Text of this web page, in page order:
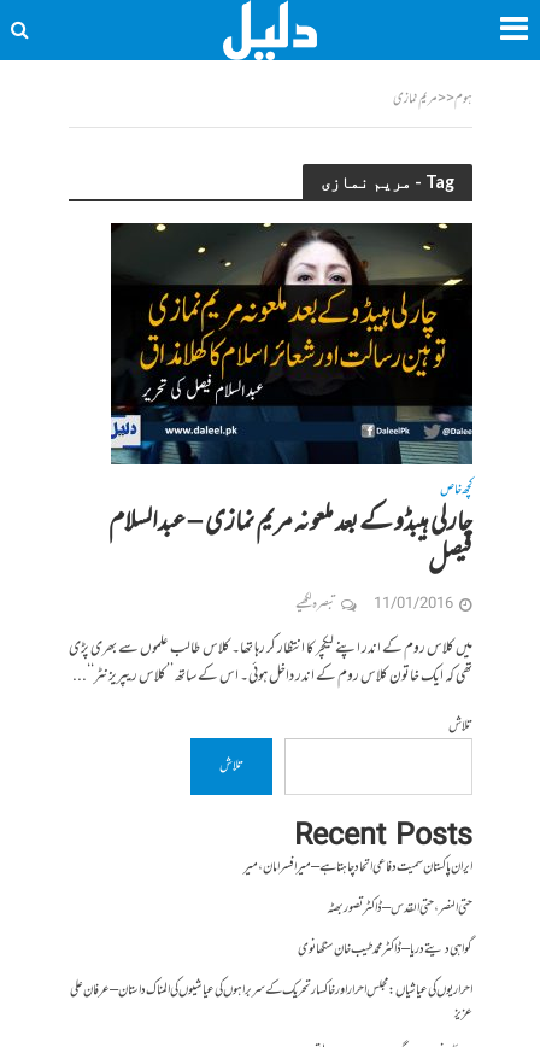
ہوم<<مریم نمازی
Tag - مریم نمازی
کچھ خاص
چارلی ہیبڈو کے بعد ملعونہ مریم نمازی – عبدالسلام
فیصل
11/01/2016 تبصرہ لکھیے
میں کلاس روم کے اندر اپنے لیکچر کا انتظار کر رہا تھا۔ کلاس طالب علموں سے بھری پڑی
تھی کہ ایک خاتون کلاس روم کے اندر داخل ہوئی۔ اس کے ساتھ ’’کلاس ریپریزنٹر‘‘...
تلاش
تلاش
Recent Posts
ایران پاکستان سمیت دفاعی اتحاد چاہتا ہے – میر افسر امان،میر
حتی النصر ، حتی القدس – ڈاکٹر تصور بھٹہ
گواہی دیتے دریا – ڈاکٹر محمد طیب خان سنگھانوی
احراریوں کی عیاشیاں : مجلس احرار اور خاکسار تحریک کے سربراہوں کی عیاشیوں کی المناک داستان – عرفان علی
عزیز